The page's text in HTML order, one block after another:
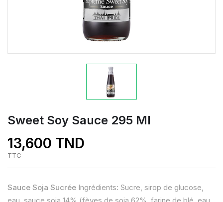
Sweet Soy Sauce 295 Ml
13,600 TND
TTC
Sauce Soja Sucrée Ingrédients: Sucre, sirop de glucose,